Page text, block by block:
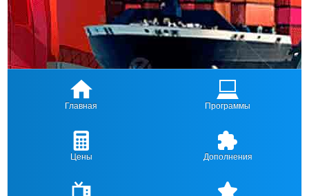
Главная Программы
Цены Дополнения